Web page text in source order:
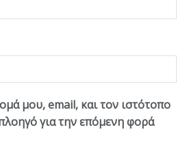
μου, email, και τον ιστότοπο
για την επόμενη φορά